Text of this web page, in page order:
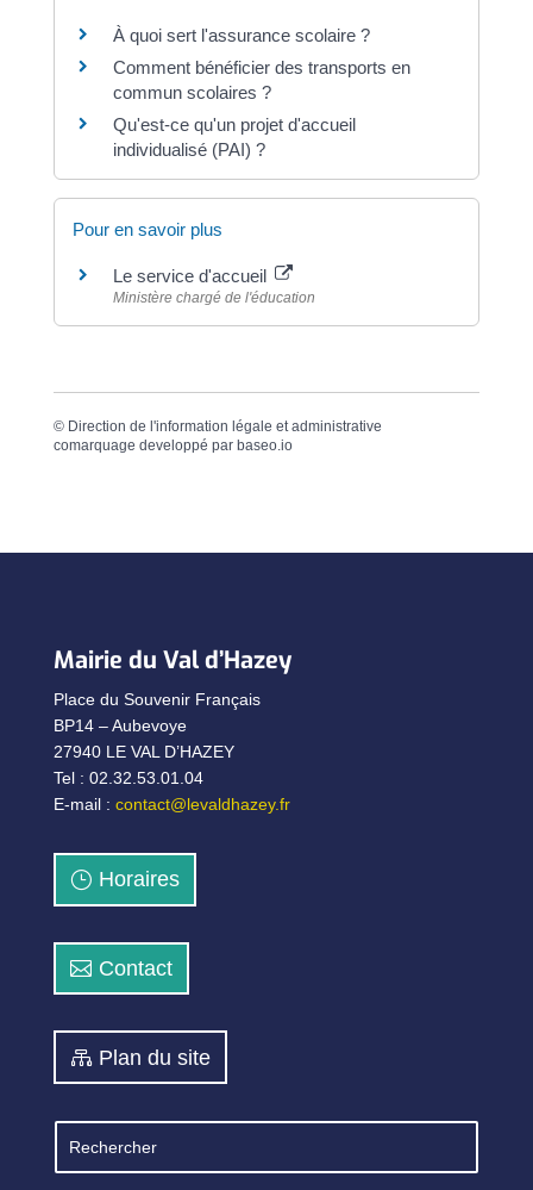
À quoi sert l'assurance scolaire ?
Comment bénéficier des transports en
commun scolaires ?
Qu'est-ce qu'un projet d'accueil
individualisé (PAI) ?
Pour en savoir plus
Le service d'accueil
Ministère chargé de l'éducation
© Direction de l'information légale et administrative
comarquage developpé par baseo.io
Mairie du Val d’Hazey
Place du Souvenir Français
BP14 – Aubevoye
27940 LE VAL D’HAZEY
Tel : 02.32.53.01.04
E-mail : contact@levaldhazey.fr
Horaires
Contact
Plan du site